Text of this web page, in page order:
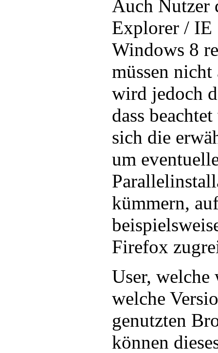
Auch Nutzer
Explorer / IE
Windows 8
müssen
wird jedoch
dass
sich die
um
kümmern,
Firefox
User, welche
welche
genutzten
können